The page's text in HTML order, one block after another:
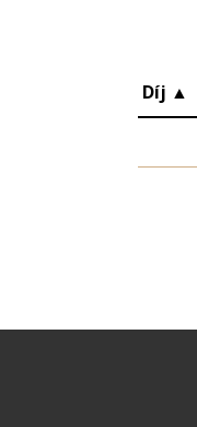
Díj ▲